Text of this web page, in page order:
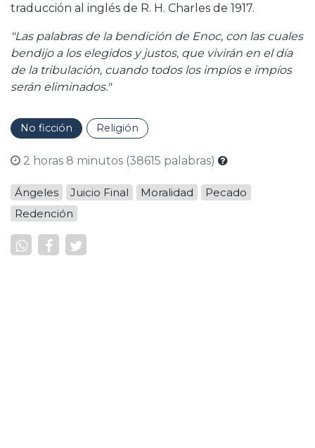
traducción al inglés de R. H. Charles de 1917.
"Las palabras de la bendición de Enoc, con las cuales
bendijo a los elegidos y justos, que vivirán en el día
de la tribulación, cuando todos los impíos e impíos
serán eliminados."
No ficción Religión
2 horas 8 minutos (38615 palabras)
Ángeles Juicio Final Moralidad
Pecado
Redención